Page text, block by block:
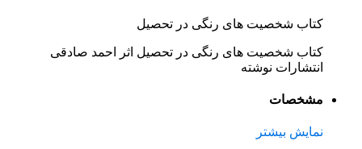
کتاب شخصیت‌ های رنگی در تحصیل
کتاب شخصیت‌ های رنگی در تحصیل اثر احمد صادقی
انتشارات نوشته
مشخصات
نمایش بیشتر